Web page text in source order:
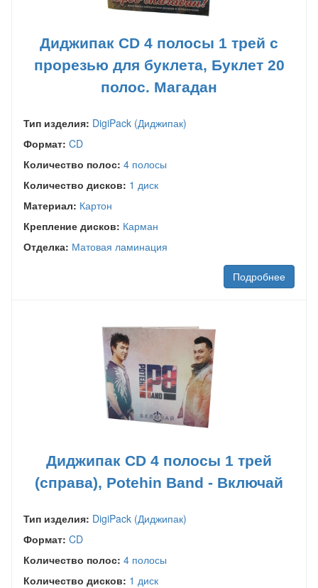
Диджипак CD 4 полосы 1 трей с
прорезью для буклета, Буклет 20
полос. Магадан
Тип изделия: DigiPack (Диджипак)
Формат: CD
Количество полос: 4 полосы
Количество дисков: 1 диск
Материал: Картон
Крепление дисков: Карман
Отделка: Матовая ламинация
Подробнее
Диджипак CD 4 полосы 1 трей
(справа), Potehin Band - Включай
Тип изделия: DigiPack (Диджипак)
Формат: CD
Количество полос: 4 полосы
Количество дисков: 1 диск